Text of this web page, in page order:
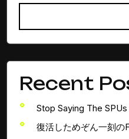
Recent
Stop Saying The
復活しためぞん一刻の